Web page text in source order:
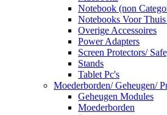
Notebook (non
Notebooks Voor
Overige Accessoires
Power Adapters
Screen Protectors/
Stands
Tablet Pc's
Moederborden/ Geheugen/
Geheugen Modules
Moederborden